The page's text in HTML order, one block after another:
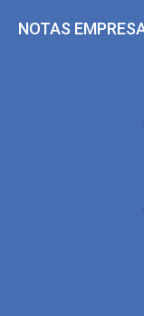
NOTAS